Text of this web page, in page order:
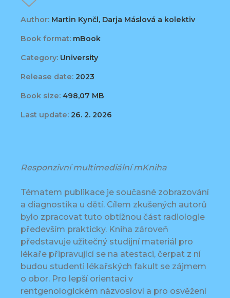
Author: Martin Kynčl, Darja Máslová a kolektiv
Book format: mBook
Category: University
Release date: 2023
Book size: 498,07 MB
Last update: 26. 2. 2026
Responzivní multimediální mKniha
Tématem publikace je současné zobrazování
a diagnostika u dětí. Cílem zkušených autorů
bylo zpracovat tuto obtížnou část radiologie
především prakticky. Kniha zároveň
představuje užitečný studijní materiál pro
lékaře připravující se na atestaci, čerpat z ní
budou studenti lékařských fakult se zájmem
o obor. Pro lepší orientaci v
rentgenologickém názvosloví a pro osvěžení